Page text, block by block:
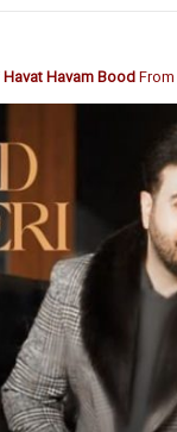
Havat Havam BoodFrom